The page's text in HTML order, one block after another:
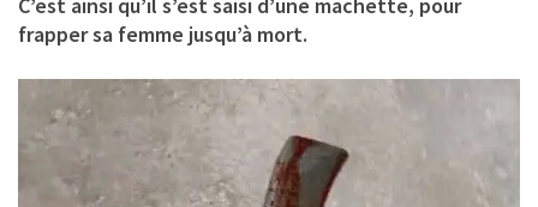
frapper sa femme jusqu’à mort.